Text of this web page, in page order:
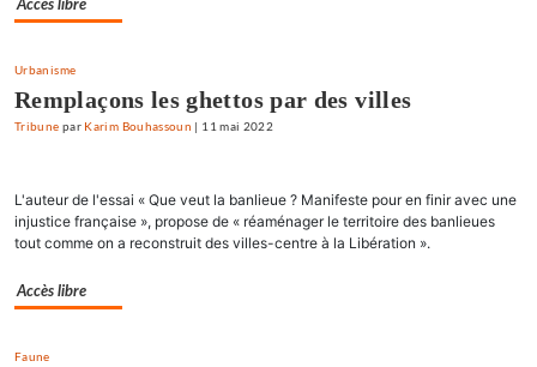
Accès libre
Urbanisme
Remplaçons les ghettos par des villes
Tribune par Karim Bouhassoun | 11 mai 2022
L'auteur de l'essai « Que veut la banlieue ? Manifeste pour en finir avec une
injustice française », propose de « réaménager le territoire des banlieues
tout comme on a reconstruit des villes-centre à la Libération ».
Accès libre
Faune